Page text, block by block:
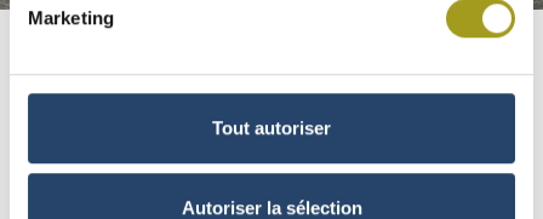
Marketing
Tout autoriser
Autoriser la sélection